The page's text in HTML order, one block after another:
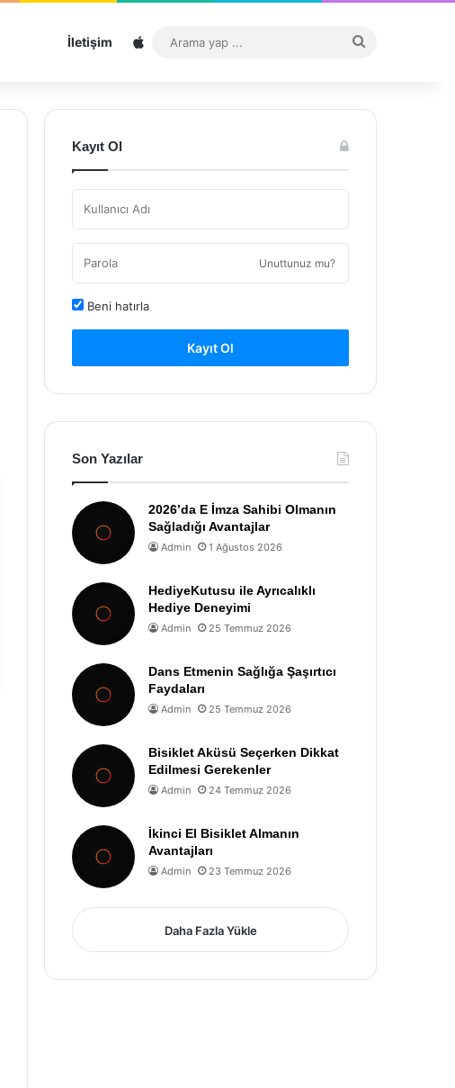
İletişim Sitemap
...
Kayıt Ol
Unuttunuz mu?
Beni hatırla
Kayıt Ol
Son Yazılar
2026’da E İmza Sahibi Olmanın
Sağladığı Avantajlar
Admin 1 Ağustos 2026
HediyeKutusu ile Ayrıcalıklı
Hediye Deneyimi
Admin 25 Temmuz 2026
Dans Etmenin Sağlığa Şaşırtıcı
Faydaları
Admin 25 Temmuz 2026
Bisiklet Aküsü Seçerken Dikkat
Edilmesi Gerekenler
Admin 24 Temmuz 2026
İkinci El Bisiklet Almanın
Avantajları
Admin 23 Temmuz 2026
Daha Fazla Yükle